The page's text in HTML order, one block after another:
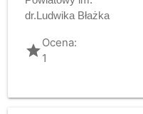
dr.Ludwika Błażka
gradeOcena:
1